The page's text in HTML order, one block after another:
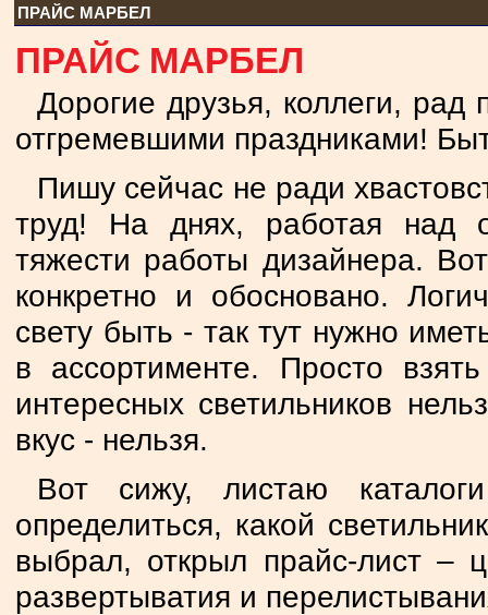
ПРАЙС МАРБЕЛ
ПРАЙС МАРБЕЛ
Дорогие друзья, коллеги, рад
отгремевшими праздниками!
Пишу сейчас не ради
труд! На днях, работая над
тяжести работы дизайнера.
конкретно и обосновано.
свету быть - так тут нужно
в ассортименте. Просто
интересных светильников
вкус - нельзя.
Вот сижу, листаю
определиться, какой
выбрал, открыл прайс-лист –
развертыватия и